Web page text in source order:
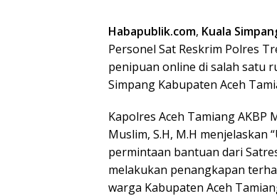
Habapublik.com, Kuala
Personel Sat Reskrim Polres
penipuan online di salah satu
Simpang Kabupaten Aceh
Kapolres Aceh Tamiang AKBP
Muslim, S.H, M.H menjelaskan
permintaan bantuan dari
melakukan penangkapan
warga Kabupaten Aceh